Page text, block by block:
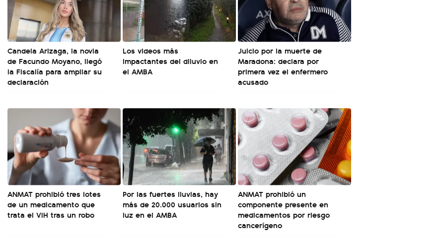
Candela Arizaga, la novia
de Facundo Moyano, llegó
la Fiscalía para ampliar su
declaración
Los videos más
impactantes del diluvio en
el AMBA
Juicio por la muerte de
Maradona: declara por
primera vez el enfermero
acusado
ANMAT prohibió tres lotes
de un medicamento que
trata el VIH tras un robo
Por las fuertes lluvias, hay
más de 20.000 usuarios sin
luz en el AMBA
ANMAT prohibió un
componente presente en
medicamentos por riesgo
cancerígeno